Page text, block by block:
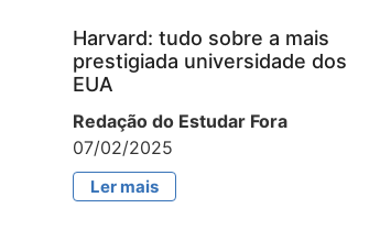
Harvard: tudo sobre a mais
prestigiada universidade dos
EUA
Redação do Estudar Fora
07/02/2025
Ler mais